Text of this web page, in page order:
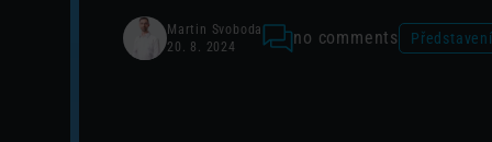
Martin Svoboda
20. 8. 2024
no comments